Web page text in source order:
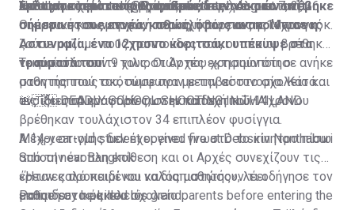
κρίσιμη κατάσταση. Ο αριθμός των νεκρών ανέβηκε
σήμερα στους εννέα, καθώς, όπως ανακοίνωσε η
Αστυνομία, ένα 12χρονο κοριτσάκι υπέκυψε στα
τραύματά του.
όπλο στο χέρι και εξαφανίζεται.
— Polymarket Intel (@PolymarketIntel)August 7, 2026
Nonthaburi, το οποίο βρίσκεται σε μεγάλη αστική,
οικιστική και εμπορική περιοχή βόρεια της Μπανγκόκ.
Σκότωσε πρώτα τους παππούδες του στο σπίτι
Οι έρευνες των αρχών αποκάλυψαν πως ο 14χρονος
ζούσε μαζί με τους παππούδες του, οι οποίοι βρέθηκαν
νεκροί στο σπίτι τους. Οι Αρχές εκτιμούν ότι ο
μαθητής τους σκότωσε πριν μεταβεί στο σχολείο και
ανοίξει πυρ εναντίον των εκπαιδευτικών.
Το πιστόλι των 9 χιλιοστών που χρησιμοποίησε ανήκε
στον παππού του, σύμφωνα με την αστυνομία. Κατά
τις ίδιες πληροφορίες, στην κατοχή του 14χρονου
βρέθηκαν τουλάχιστον 34 επιπλέον φυσίγγια.
🚨🇹🇭 DEADLY SCHOOL SHOOTING IN THAILAND
A 14-year-old student opened fire at Debsirin Nonthaburi
School near Bangkok
Police say he killed his grandparents before entering the
Μέχρι στιγμής δεν έχει γίνει γνωστό το κίνητρο πίσω
από την ένοπλη επίθεση και οι Αρχές συνεχίζουν τις
έρευνες προκειμένου να διαπιστώσουν τι οδήγησε τον
μαθητή στο μακελειό.
«Ήταν καλό παιδί και καλός μαθητής», λέει
εκπαιδευτικός του σχολείο